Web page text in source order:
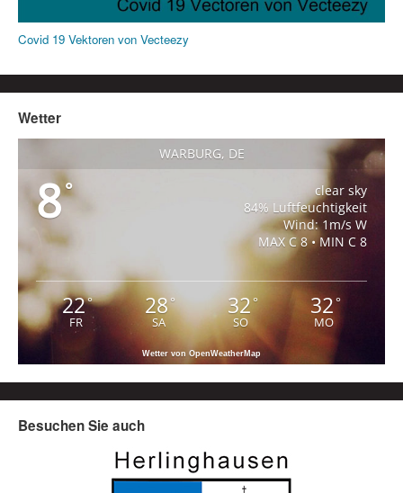
Covid 19 Vektoren von Vecteezy
Wetter
WARBURG, DE
8°
clear sky
84% Luftfeuchtigkeit
Wind: 1m/s W
MAX C 8 • MIN C 8
22°
FR
28°
SA
32°
SO
32°
MO
Wetter von OpenWeatherMap
Besuchen Sie auch